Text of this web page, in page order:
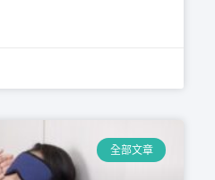
全部文章